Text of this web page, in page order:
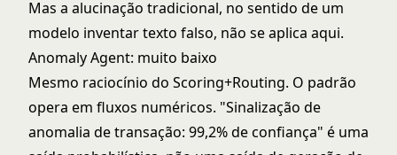
Mas a alucinação tradicional, no sentido de um
modelo inventar texto falso, não se aplica aqui.
Anomaly Agent: muito baixo
Mesmo raciocínio do Scoring+Routing. O padrão
opera em fluxos numéricos. "Sinalização de
anomalia de transação: 99,2% de confiança" é uma